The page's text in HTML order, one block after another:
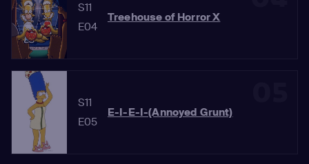
S11
E04
Treehouse of Horror X
S11
E05
E-I-E-I-(Annoyed Grunt)